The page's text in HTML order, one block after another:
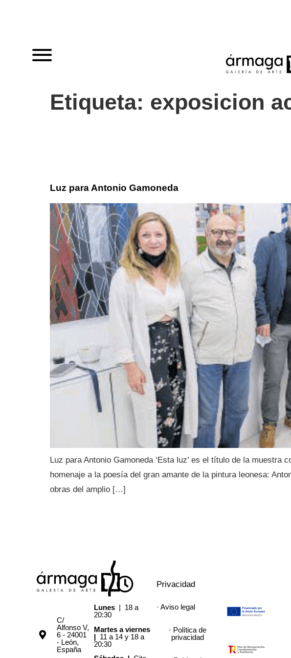
Etiqueta: exposicion
Luz para Antonio Gamoneda
Luz para Antonio Gamoneda ‘Esta luz’ es el título de la
homenaje a la poesía del gran amante de la pintura leonesa:
obras del amplio […]
C/
Alfonso V,
6 - 24001
- León,
España
Lunes | 18 a
20:30
Martes a viernes
| 11 a 14 y 18 a
20:30
Privacidad
· Aviso legal
· Política de
privacidad